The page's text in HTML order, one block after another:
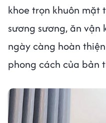
khoe trọn khuôn mặt
sương sương, ăn vận
ngày càng hoàn
phong cách của bản